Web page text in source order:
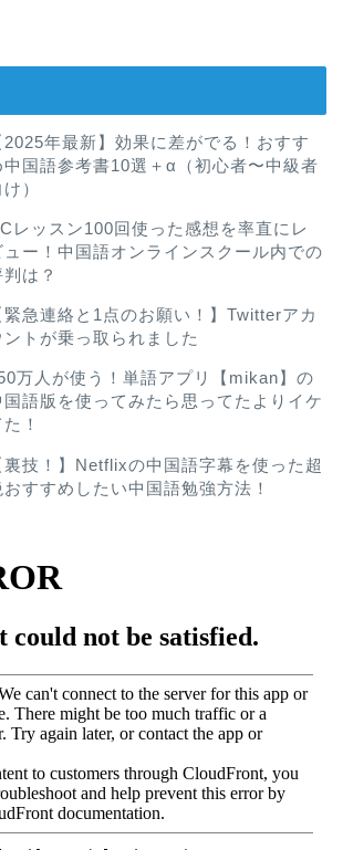
2025年最新】効果に差がでる！おすす
中国語参考書10選＋α（初心者〜中級者
）
レッスン100回使った感想を率直にレ
ュー！中国語オンラインスクール内での
判は？
緊急連絡と1点のお願い！】Twitterアカ
ントが乗っ取られました
万人が使う！単語アプリ【mikan】の
国語版を使ってみたら思ってたよりイケ
！
裏技！】Netflixの中国語字幕を使った超
おすすめしたい中国語勉強方法！